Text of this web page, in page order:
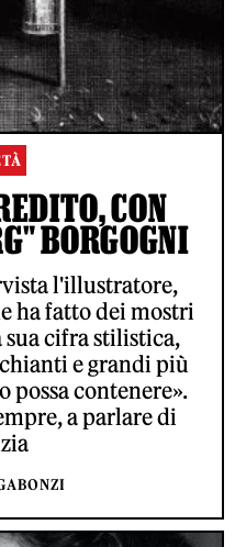
CON
BORGOGNI
l'illustratore,
ha fatto dei mostri
sua cifra stilistica,
e grandi più
possa contenere».
a parlare di